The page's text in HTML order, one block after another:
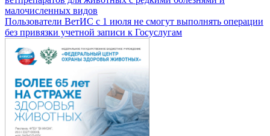
малочисленных видов
Пользователи ВетИС с 1 июля не смогут выполнять операции
без привязки учетной записи к Госуслугам